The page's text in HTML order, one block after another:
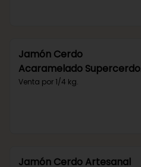
Jamón Cerdo
Acaramelado Supercerdo
(Sku 110)
Venta por 1/4 kg.
Jamón Cerdo Artesanal